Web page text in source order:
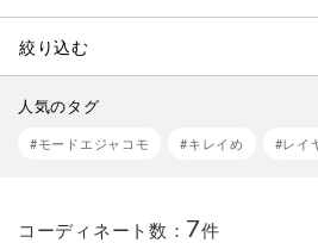
絞り込む
人気のタグ
#モードエジャコモ #キレイめ #レイ
コーディネート数： 7件